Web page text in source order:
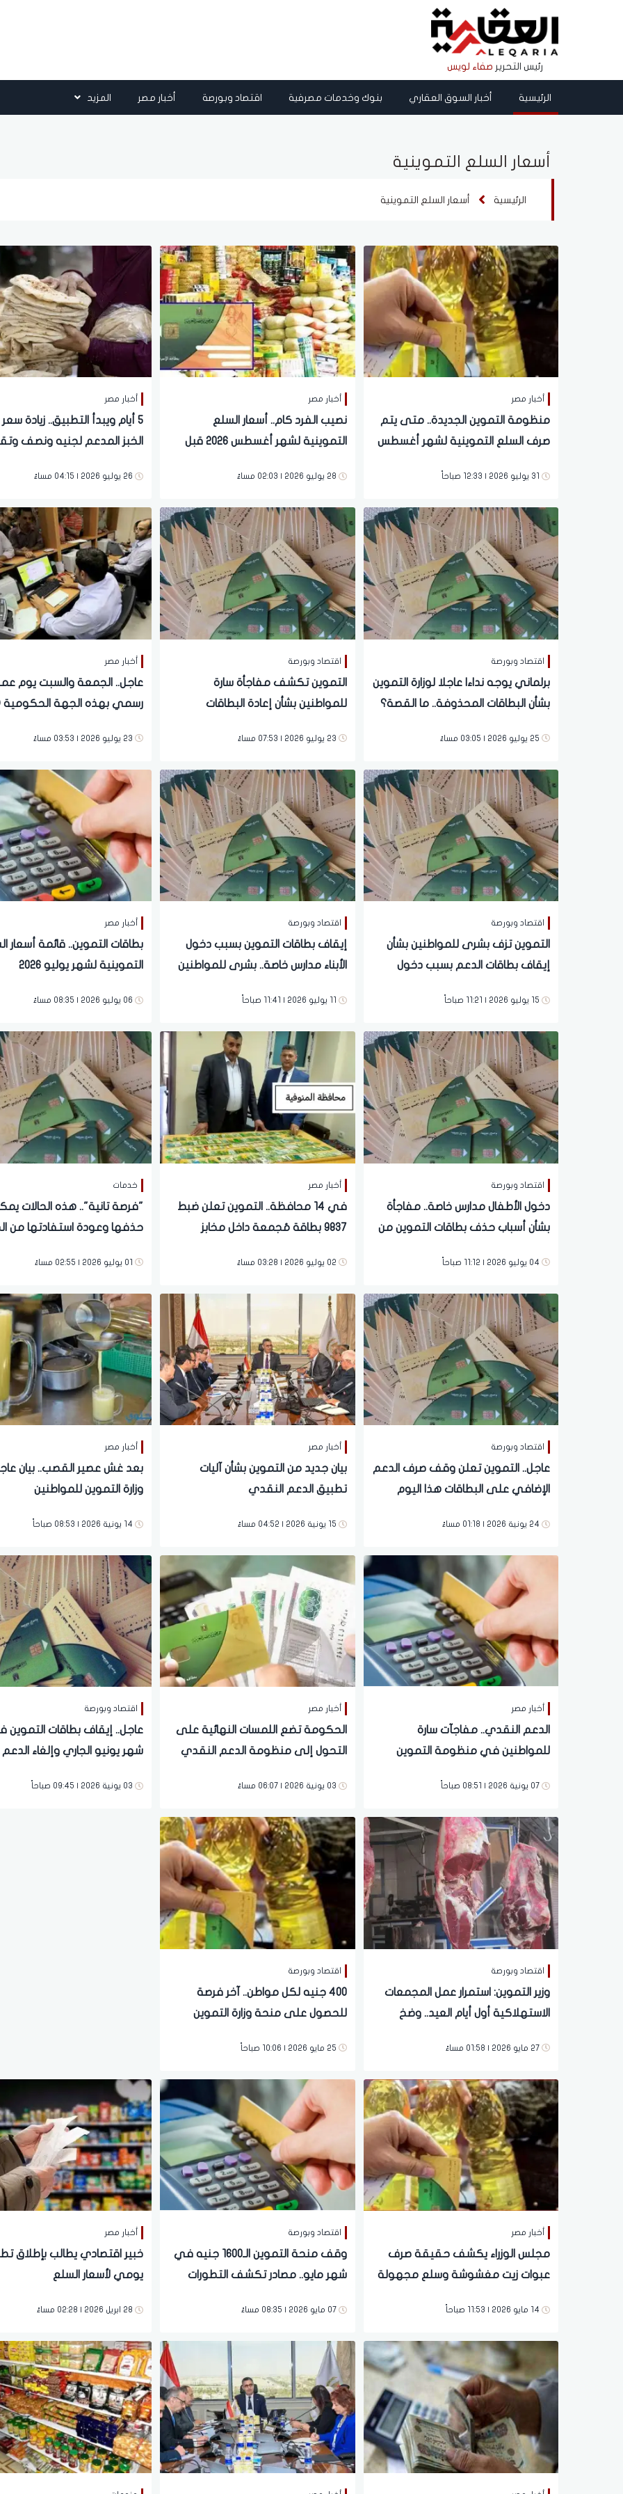
رئيس التحرير صفاء لويس
الرئيسية أخبار السوق العقاري بنوك وخدمات مصرفية اقتصاد وبورصة أخبار مصر المزيد
أسعار السلع التموينية
الرئيسية أسعار السلع التموينية
أخبار مصر
منظومة التموين الجديدة.. متى يتم
صرف السلع التموينية لشهر أغسطس
31 يوليو 2026 | 12:33 صباحاً
أخبار مصر
نصيب الفرد كام.. أسعار السلع
التموينية لشهر أغسطس 2026 قبل
28 يوليو 2026 | 02:03 مساءً
أخبار مصر
5 أيام ويبدأ التطبيق.. زيادة
الخبز المدعم لجنيه ونصف
26 يوليو 2026 | 04:15 مساءً
اقتصاد وبورصة
برلماني يوجه نداءا عاجلا لوزارة التموين
بشأن البطاقات المحذوفة.. ما القصة؟
25 يوليو 2026 | 03:05 مساءً
اقتصاد وبورصة
التموين تكشف مفاجأة سارة
للمواطنين بشأن إعادة البطاقات
23 يوليو 2026 | 07:53 مساءً
أخبار مصر
عاجل.. الجمعة والسبت يوم
رسمي بهذه الجهة الحكومية
23 يوليو 2026 | 03:53 مساءً
اقتصاد وبورصة
التموين تزف بشرى للمواطنين بشأن
إيقاف بطاقات الدعم بسبب دخول
15 يوليو 2026 | 11:21 صباحاً
اقتصاد وبورصة
إيقاف بطاقات التموين بسبب دخول
الأبناء مدارس خاصة.. بشرى للمواطنين
أخبار مصر
بطاقات التموين.. قائمة أسعار
التموينية لشهر يوليو 2026
06 يوليو 2026 | 08:35 مساءً
اقتصاد وبورصة
دخول الأطفال مدارس خاصة.. مفاجأة
بشأن أسباب حذف بطاقات التموين من
04 يوليو 2026 | 11:12 صباحاً
أخبار مصر
في 14 محافظة.. التموين تعلن ضبط
9837 بطاقة مُجمعة داخل مخابز
02 يوليو 2026 | 03:28 مساءً
خدمات
"فرصة تانية".. هذه الحالات
حذفها وعودة استفادتها من
01 يوليو 2026 | 02:55 مساءً
اقتصاد وبورصة
عاجل.. التموين تعلن وقف صرف الدعم
الإضافي على البطاقات هذا اليوم
24 يونية 2026 | 01:18 مساءً
أخبار مصر
بيان جديد من التموين بشأن آليات
تطبيق الدعم النقدي
15 يونية 2026 | 04:52 مساءً
أخبار مصر
بعد غش عصير القصب.. بيان
وزارة التموين للمواطنين
14 يونية 2026 | 08:53 صباحاً
أخبار مصر
الدعم النقدي.. مفاجآت سارة
للمواطنين في منظومة التموين
07 يونية 2026 | 08:51 صباحاً
أخبار مصر
الحكومة تضع اللمسات النهائية على
التحول إلى منظومة الدعم النقدي
03 يونية 2026 | 06:07 مساءً
اقتصاد وبورصة
عاجل.. إيقاف بطاقات التموين
03 يونية 2026 | 09:45 صباحاً
اقتصاد وبورصة
وزير التموين: استمرار عمل المجمعات
الاستهلاكية أول أيام العيد.. وضخ
27 مايو 2026 | 01:58 مساءً
اقتصاد وبورصة
400 جنيه لكل مواطن.. آخر فرصة
للحصول على منحة وزارة التموين
25 مايو 2026 | 10:06 صباحاً
أخبار مصر
مجلس الوزراء يكشف حقيقة صرف
عبوات زيت مغشوشة وسلع مجهولة
14 مايو 2026 | 11:53 صباحاً
اقتصاد وبورصة
وقف منحة التموين الـ1600 جنيه في
شهر مايو.. مصادر تكشف التطورات
07 مايو 2026 | 08:35 مساءً
أخبار مصر
خبير اقتصادي يطالب بإطلاق
يومي لأسعار السلع
28 ابريل 2026 | 02:28 مساءً